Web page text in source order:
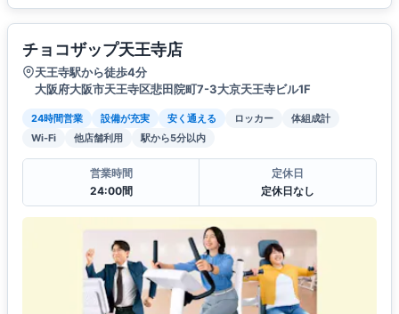
チョコザップ天王寺店
天王寺駅から徒歩4分
大阪府大阪市天王寺区悲田院町7-3大京天王寺ビル1F
24時間営業 設備が充実 安く通える ロッカー
体組成計
Wi-Fi
他店舗利用 駅から5分以内
営業時間
24:00間
定休日
定休日なし